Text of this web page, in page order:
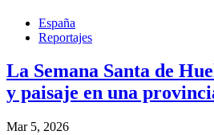
España
Reportajes
La Semana Santa de
y paisaje en una
Mar 5, 2026